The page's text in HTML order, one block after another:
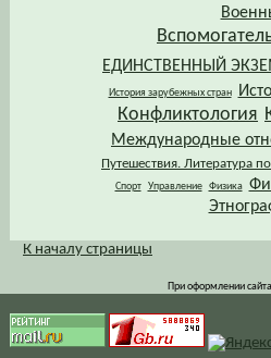
ЕДИНСТВЕННЫЙ
История зарубежных стран
Конфликтология
Международные
Путешествия. Литература
Спорт Управление Физика
К началу страницы
При оформлении